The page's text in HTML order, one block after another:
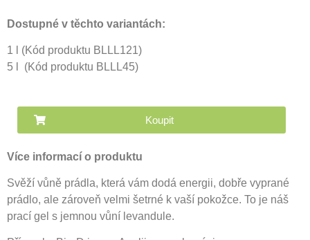
Dostupné v těchto variantách:
1 l (Kód produktu BLLL121)
5 l (Kód produktu BLLL45)
Koupit
Více informací o produktu
Svěží vůně prádla, která vám dodá energii, dobře vyprané
prádlo, ale zároveň velmi šetrné k vaší pokožce. To je náš
prací gel s jemnou vůní levandule.